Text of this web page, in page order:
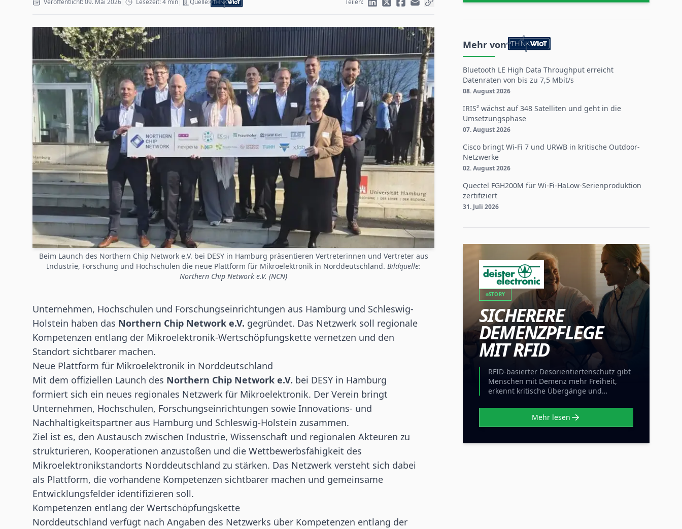
Veröffentlicht: 09. Mai 2026| Lesezeit: 4 min| Quelle: Teilen:
Beim Launch des Northern Chip Network e.V. bei DESY in Hamburg präsentieren Vertreterinnen und Vertreter aus
Industrie, Forschung und Hochschulen die neue Plattform für Mikroelektronik in Norddeutschland. Bildquelle:
Northern Chip Network e.V. (NCN)
Unternehmen, Hochschulen und Forschungseinrichtungen aus Hamburg und Schleswig-
Holstein haben das Northern Chip Network e.V. gegründet. Das Netzwerk soll regionale
Kompetenzen entlang der Mikroelektronik-Wertschöpfungskette vernetzen und den
Standort sichtbarer machen.
Neue Plattform für Mikroelektronik in Norddeutschland
Mit dem offiziellen Launch des Northern Chip Network e.V. bei DESY in Hamburg
formiert sich ein neues regionales Netzwerk für Mikroelektronik. Der Verein bringt
Unternehmen, Hochschulen, Forschungseinrichtungen sowie Innovations- und
Nachhaltigkeitspartner aus Hamburg und Schleswig-Holstein zusammen.
Ziel ist es, den Austausch zwischen Industrie, Wissenschaft und regionalen Akteuren zu
strukturieren, Kooperationen anzustoßen und die Wettbewerbsfähigkeit des
Mikroelektronikstandorts Norddeutschland zu stärken. Das Netzwerk versteht sich dabei
als Plattform, die vorhandene Kompetenzen sichtbarer machen und gemeinsame
Entwicklungsfelder identifizieren soll.
Kompetenzen entlang der Wertschöpfungskette
Norddeutschland verfügt nach Angaben des Netzwerks über Kompetenzen entlang der
Mehr von
Bluetooth LE High Data Throughput erreicht
Datenraten von bis zu 7,5 Mbit/s
08. August 2026
IRIS² wächst auf 348 Satelliten und geht in die
Umsetzungsphase
07. August 2026
Cisco bringt Wi-Fi 7 und URWB in kritische Outdoor-
Netzwerke
02. August 2026
Quectel FGH200M für Wi-Fi-HaLow-Serienproduktion
zertifiziert
31. Juli 2026
STORY
SICHERERE
DEMENZPFLEGE
MIT RFID
RFID-basierter Desorientiertenschutz gibt
Menschen mit Demenz mehr Freiheit,
erkennt kritische Übergänge und
Mehr lesen